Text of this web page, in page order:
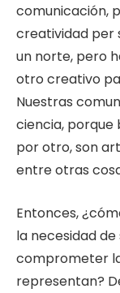
comunicación,
creatividad per
un norte, pero
otro creativo
Nuestras
ciencia, porque
por otro, son
entre otras
Entonces,
la necesidad
comprometer
representan?